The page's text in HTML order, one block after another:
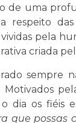
de uma
respeito das
pela
criada
sempre
Motivados
dia os fiéis
que possas